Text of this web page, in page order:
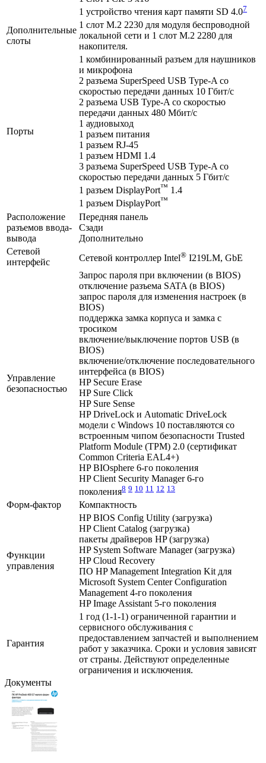
1 устройство чтения карт памяти SD 4.07
Дополнительные
слоты
1 слот M.2 2230 для модуля беспроводной
локальной сети и 1 слот M.2 2280 для
накопителя.
Порты
1 комбинированный разъем для наушников
и микрофона
2 разъема SuperSpeed USB Type-A со
скоростью передачи данных 10 Гбит/с
2 разъема USB Type-A со скоростью
передачи данных 480 Мбит/с
1 аудиовыход
1 разъем питания
1 разъем RJ-45
1 разъем HDMI 1.4
3 разъема SuperSpeed USB Type-A со
скоростью передачи данных 5 Гбит/с
1 разъем DisplayPort™ 1.4
1 разъем DisplayPort™
Расположение
разъемов ввода-
вывода
Передняя панель
Сзади
Дополнительно
Сетевой
интерфейс
Сетевой контроллер Intel® I219LM, GbE
Управление
безопасностью
Запрос пароля при включении (в BIOS)
отключение разъема SATA (в BIOS)
запрос пароля для изменения настроек (в
BIOS)
поддержка замка корпуса и замка с
тросиком
включение/выключение портов USB (в
BIOS)
включение/отключение последовательного
интерфейса (в BIOS)
HP Secure Erase
HP Sure Click
HP Sure Sense
HP DriveLock и Automatic DriveLock
модели с Windows 10 поставляются со
встроенным чипом безопасности Trusted
Platform Module (TPM) 2.0 (сертификат
Common Criteria EAL4+)
HP BIOsphere 6-го поколения
HP Client Security Manager 6-го
поколения8 9 10 11 12 13
Форм-фактор Компактность
Функции
управления
HP BIOS Config Utility (загрузка)
HP Client Catalog (загрузка)
пакеты драйверов HP (загрузка)
HP System Software Manager (загрузка)
HP Cloud Recovery
ПО HP Management Integration Kit для
Microsoft System Center Configuration
Management 4-го поколения
HP Image Assistant 5-го поколения
Гарантия
1 год (1-1-1) ограниченной гарантии и
сервисного обслуживания с
предоставлением запчастей и выполнением
работ у заказчика. Сроки и условия зависят
от страны. Действуют определенные
ограничения и исключения.
Документы